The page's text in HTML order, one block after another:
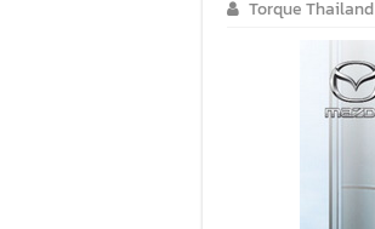
Torque Thailand